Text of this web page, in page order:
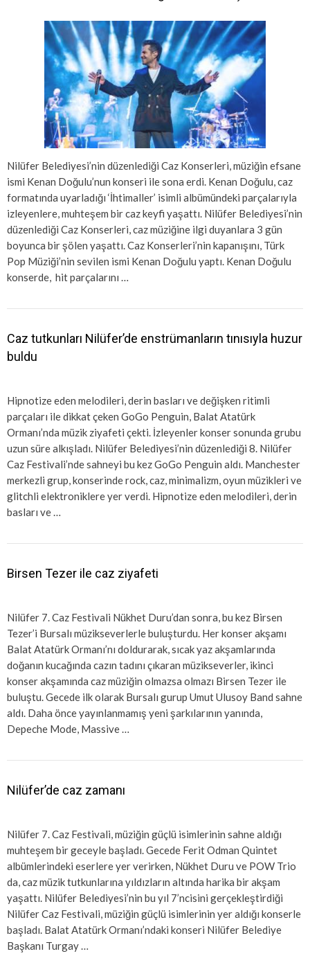
Nilüfer Belediyesi’nin düzenlediği Caz Konserleri, müziğin efsane
ismi Kenan Doğulu’nun konseri ile sona erdi. Kenan Doğulu, caz
formatında uyarladığı ‘İhtimaller’ isimli albümündeki parçalarıyla
izleyenlere, muhteşem bir caz keyfi yaşattı. Nilüfer Belediyesi’nin
düzenlediği Caz Konserleri, caz müziğine ilgi duyanlara 3 gün
boyunca bir şölen yaşattı. Caz Konserleri’nin kapanışını, Türk
Pop Müziği’nin sevilen ismi Kenan Doğulu yaptı. Kenan Doğulu
konserde, hit parçalarını …
Caz tutkunları Nilüfer’de enstrümanların tınısıyla huzur
buldu
Hipnotize eden melodileri, derin basları ve değişken ritimli
parçaları ile dikkat çeken GoGo Penguin, Balat Atatürk
Ormanı’nda müzik ziyafeti çekti. İzleyenler konser sonunda grubu
uzun süre alkışladı. Nilüfer Belediyesi’nin düzenlediği 8. Nilüfer
Caz Festivali’nde sahneyi bu kez GoGo Penguin aldı. Manchester
merkezli grup, konserinde rock, caz, minimalizm, oyun müzikleri ve
glitchli elektroniklere yer verdi. Hipnotize eden melodileri, derin
basları ve …
Birsen Tezer ile caz ziyafeti
Nilüfer 7. Caz Festivali Nükhet Duru’dan sonra, bu kez Birsen
Tezer’i Bursalı müzikseverlerle buluşturdu. Her konser akşamı
Balat Atatürk Ormanı’nı doldurarak, sıcak yaz akşamlarında
doğanın kucağında cazın tadını çıkaran müzikseverler, ikinci
konser akşamında caz müziğin olmazsa olmazı Birsen Tezer ile
buluştu. Gecede ilk olarak Bursalı gurup Umut Ulusoy Band sahne
aldı. Daha önce yayınlanmamış yeni şarkılarının yanında,
Depeche Mode, Massive …
Nilüfer’de caz zamanı
Nilüfer 7. Caz Festivali, müziğin güçlü isimlerinin sahne aldığı
muhteşem bir geceyle başladı. Gecede Ferit Odman Quintet
albümlerindeki eserlere yer verirken, Nükhet Duru ve POW Trio
da, caz müzik tutkunlarına yıldızların altında harika bir akşam
yaşattı. Nilüfer Belediyesi’nin bu yıl 7’ncisini gerçekleştirdiği
Nilüfer Caz Festivali, müziğin güçlü isimlerinin yer aldığı konserle
başladı. Balat Atatürk Ormanı’ndaki konseri Nilüfer Belediye
Başkanı Turgay …